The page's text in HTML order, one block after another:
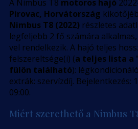
A Nimbus T8 motoros hajó
Pirovac, Horvátország
Nimbus T8 (2022) részletes
legfeljebb 2 fő számára
vel rendelkezik. A hajó teljes
felszereltsége(i) (a teljes lista a
fülön található):
extrák: szervízdíj. Bejelentkezés:
09:00.
Miért szerethető a Nimbus